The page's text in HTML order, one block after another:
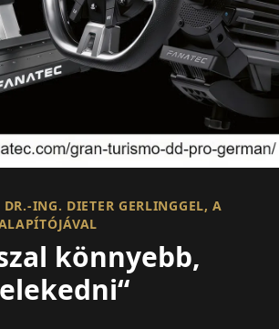
DR.-ING. DIETER GERLINGGEL, A
könnyebb,